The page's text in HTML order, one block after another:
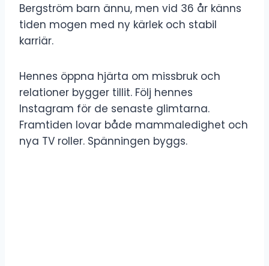
Bergström barn ännu, men vid 36 år känns
tiden mogen med ny kärlek och stabil
karriär.
Hennes öppna hjärta om missbruk och
relationer bygger tillit. Följ hennes
Instagram för de senaste glimtarna.
Framtiden lovar både mammaledighet och
nya TV roller. Spänningen byggs.